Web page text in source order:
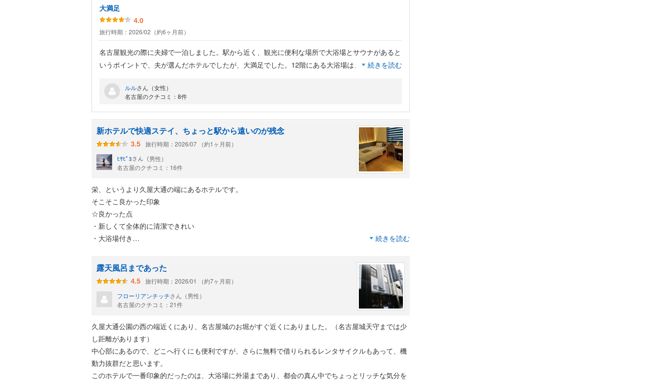
大満足
4.0
旅行時期：2026/02（約6ヶ月前）
名古屋観光の際に夫婦で一泊しました。駅から近く、観光に便利な場所で大浴場とサウナがあると
いうポイントで、夫が選んだホテルでしたが、大満足でした。12階にある大浴場は、深夜2時まで
り良かったのは、朝食のルームサービスがあることでした。大変珍しいと思います
続きを読む
ルルさん（女性）
名古屋のクチコミ：8件
新ホテルで快適ステイ、ちょっと駅から遠いのが残念
3.5
旅行時期：2026/07 （約1ヶ月前）
ﾋｻﾋﾟﾖさん（男性）
名古屋のクチコミ：16件
栄、というより久屋大通の端にあるホテルです。
そこそこ良かった印象
☆良かった点
・新しくて全体的に清潔できれい
・大浴場付き
★悪かった点
・大浴場はサウナ付きだったが、ととのいスペースが無い
・アクセスが悪くないが微妙(久屋大通から5分ほど歩く、他のホテルと比べて駅からのアクセスが微妙)
満足度はそこそこ高かったが定宿にはならなそう
続きを読む
露天風呂まであった
4.5
旅行時期：2026/01 （約7ヶ月前）
フローリアンチッチさん（男性）
名古屋のクチコミ：21件
久屋大通公園の西の端近くにあり、名古屋城のお堀がすぐ近くにありました。（名古屋城天守までは少
し距離があります）
中心部にあるので、どこへ行くにも便利ですが、さらに無料で借りられるレンタサイクルもあって、機
動力抜群だと思います。
このホテルで一番印象的だったのは、大浴場に外湯まであり、都会の真ん中でちょっとリッチな気分を